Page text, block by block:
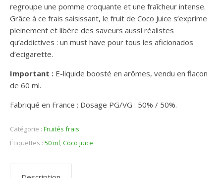
regroupe une pomme croquante et une fraîcheur intense.
Grâce à ce frais saisissant, le fruit de Coco Juice s’exprime
pleinement et libère des saveurs aussi réalistes
qu’addictives : un must have pour tous les aficionados
d’ecigarette.
Important : E-liquide boosté en arômes, vendu en flacon
de 60 ml.
Fabriqué en France ; Dosage PG/VG : 50% / 50%.
Catégorie : Fruités frais
Étiquettes : 50 ml,Coco juice